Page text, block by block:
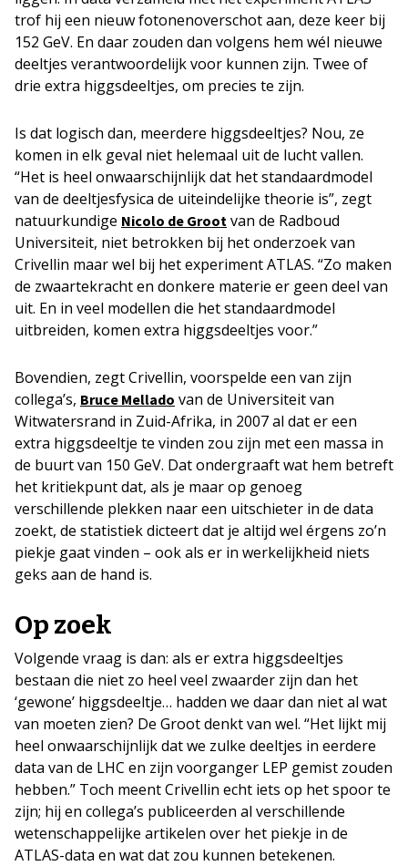
trof hij een nieuw fotonenoverschot aan, deze keer bij
152 GeV. En daar zouden dan volgens hem wél nieuwe
deeltjes verantwoordelijk voor kunnen zijn. Twee of
drie extra higgsdeeltjes, om precies te zijn.
Is dat logisch dan, meerdere higgsdeeltjes? Nou, ze
komen in elk geval niet helemaal uit de lucht vallen.
“Het is heel onwaarschijnlijk dat het standaardmodel
van de deeltjesfysica de uiteindelijke theorie is”, zegt
natuurkundige Nicolo de Groot van de Radboud
Universiteit, niet betrokken bij het onderzoek van
Crivellin maar wel bij het experiment ATLAS. “Zo maken
de zwaartekracht en donkere materie er geen deel van
uit. En in veel modellen die het standaardmodel
uitbreiden, komen extra higgsdeeltjes voor.”
Bovendien, zegt Crivellin, voorspelde een van zijn
collega’s, Bruce Mellado van de Universiteit van
Witwatersrand in Zuid-Afrika, in 2007 al dat er een
extra higgsdeeltje te vinden zou zijn met een massa in
de buurt van 150 GeV. Dat ondergraaft wat hem betreft
het kritiekpunt dat, als je maar op genoeg
verschillende plekken naar een uitschieter in de data
zoekt, de statistiek dicteert dat je altijd wel érgens zo’n
piekje gaat vinden – ook als er in werkelijkheid niets
geks aan de hand is.
Op zoek
Volgende vraag is dan: als er extra higgsdeeltjes
bestaan die niet zo heel veel zwaarder zijn dan het
‘gewone’ higgsdeeltje… hadden we daar dan niet al wat
van moeten zien? De Groot denkt van wel. “Het lijkt mij
heel onwaarschijnlijk dat we zulke deeltjes in eerdere
data van de LHC en zijn voorganger LEP gemist zouden
hebben.” Toch meent Crivellin echt iets op het spoor te
zijn; hij en collega’s publiceerden al verschillende
wetenschappelijke artikelen over het piekje in de
ATLAS-data en wat dat zou kunnen betekenen.